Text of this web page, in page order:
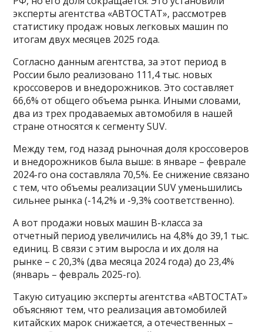
эксперты агентства «АВТОСТАТ», рассмотрев
статистику продаж новых легковых машин по
итогам двух месяцев 2025 года.
Согласно данным агентства, за этот период в
России было реализовано 111,4 тыс. новых
кроссоверов и внедорожников. Это составляет
66,6% от общего объема рынка. Иными словами,
два из трех продаваемых автомобиля в нашей
стране относятся к сегменту SUV.
Между тем, год назад рыночная доля кроссоверов
и внедорожников была выше: в январе – феврале
2024-го она составляла 70,5%. Ее снижение связано
с тем, что объемы реализации SUV уменьшились
сильнее рынка (-14,2% и -9,3% соответственно).
А вот продажи новых машин В-класса за
отчетный период увеличились на 4,8% до 39,1 тыс.
единиц. В связи с этим выросла и их доля на
рынке – с 20,3% (два месяца 2024 года) до 23,4%
(январь – февраль 2025-го).
Такую ситуацию эксперты агентства «АВТОСТАТ»
объясняют тем, что реализация автомобилей
китайских марок снижается, а отечественных –